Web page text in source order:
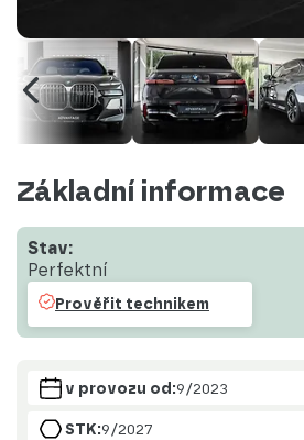
Základní informace
Stav:
Perfektní
Prověřit technikem
v provozu od:9/2023
STK:9/2027